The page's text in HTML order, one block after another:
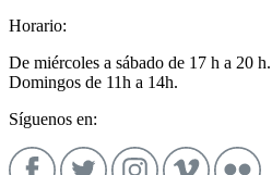
Horario:
De miércoles a sábado de 17 h a 20 h.
Domingos de 11h a 14h.
Síguenos en: